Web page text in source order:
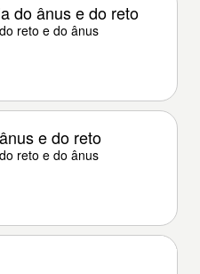
do ânus e do reto
reto e do ânus
e do reto
reto e do ânus